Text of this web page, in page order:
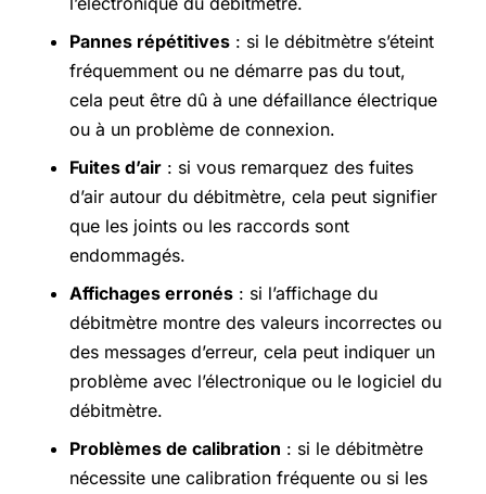
Pannes répétitives : si le débitmètre s’éteint
fréquemment ou ne démarre pas du tout,
cela peut être dû à une défaillance électrique
ou à un problème de connexion.
Fuites d’air : si vous remarquez des fuites
d’air autour du débitmètre, cela peut signifier
que les joints ou les raccords sont
endommagés.
Affichages erronés : si l’affichage du
débitmètre montre des valeurs incorrectes ou
des messages d’erreur, cela peut indiquer un
problème avec l’électronique ou le logiciel du
débitmètre.
Problèmes de calibration : si le débitmètre
nécessite une calibration fréquente ou si les